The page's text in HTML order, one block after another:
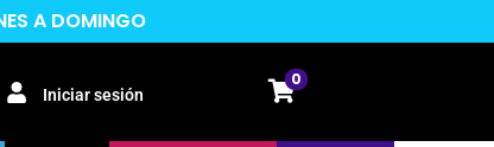
A DOMINGO
Iniciar sesión
0